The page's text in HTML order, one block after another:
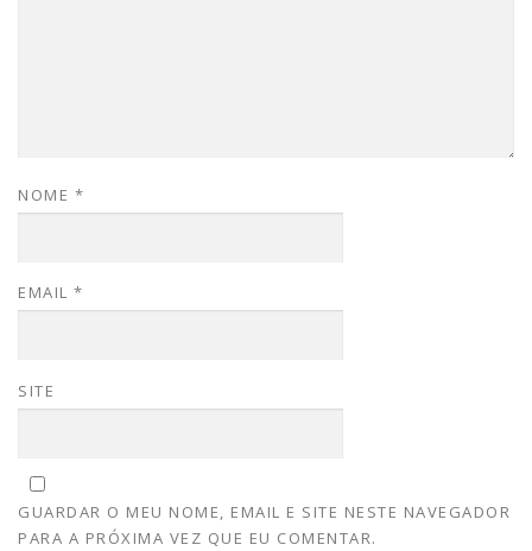
NOME *
EMAIL *
SITE
GUARDAR O MEU NOME, EMAIL E SITE NESTE NAVEGADOR
PARA A PRÓXIMA VEZ QUE EU COMENTAR.